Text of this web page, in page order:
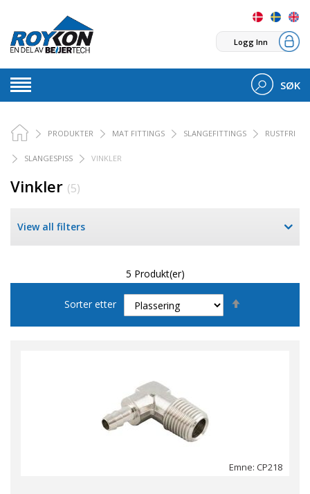
Logg Inn
SØK
PRODUKTER MAT FITTINGS SLANGEFITTINGS RUSTFRI
SLANGESPISS VINKLER
Vinkler (5)
View all filters
5 Produkt(er)
Sorter etter
Emne: CP218